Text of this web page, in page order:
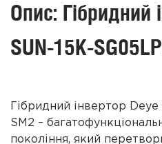
Опис: Гібридний
SUN-15K-
Гібридний інвертор Deye
SM2 –
покоління, який